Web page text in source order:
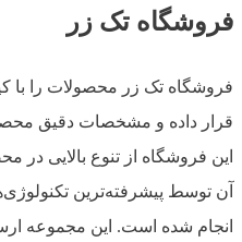
فروشگاه تک زر
فروشگاه تک زر محصولات را با
قرار داده و مشخصات دقیق
این فروشگاه از تنوع بالایی در
آن توسط پیشرفته‌ترین
انجام شده است. این مجموعه